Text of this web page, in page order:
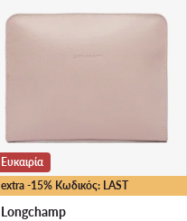
extra -15% Κωδικός: LAST
Ευκαιρία
Longchamp